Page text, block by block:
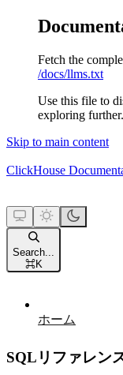
Fetch the
/docs/llms.txt
Use this file to
exploring further.
Skip to main content
ClickHouse
Search...
⌘K
ホーム
SQLリファレン